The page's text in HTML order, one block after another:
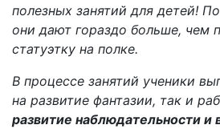
полезных занятий для детей!
они дают гораздо больше, чем
статуэтку на полке.
В процессе занятий ученики
на развитие фантазии, так и
развитие наблюдательности и